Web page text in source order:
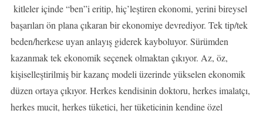
kitleler içinde “ben”i eritip, hiç’leştiren ekonomi, yerini bireysel
başarıları ön plana çıkaran bir ekonomiye devrediyor. Tek tip/tek
beden/herkese uyan anlayış giderek kayboluyor. Sürümden
kazanmak tek ekonomik seçenek olmaktan çıkıyor. Az, öz,
kişiselleştirilmiş bir kazanç modeli üzerinde yükselen ekonomik
düzen ortaya çıkıyor. Herkes kendisinin doktoru, herkes imalatçı,
herkes mucit, herkes tüketici, her tüketicinin kendine özel